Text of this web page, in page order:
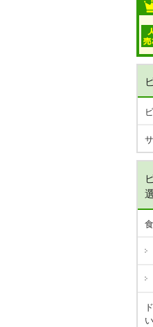
い